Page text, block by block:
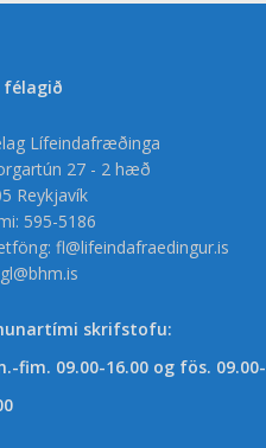
félagið
Lífeindafræðinga
27 - 2 hæð
Reykjavík
595-5186
fl@lifeindafraedingur.is
skrifstofu:
fim. 09.00-16.00 og fös. 09.00-